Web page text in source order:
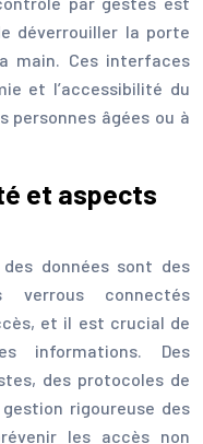
déverrouiller la porte
main. Ces interfaces
et l’accessibilité du
personnes âgées ou à
et aspects
données sont des
verrous connectés
et il est crucial de
informations. Des
des protocoles de
rigoureuse des
les accès non